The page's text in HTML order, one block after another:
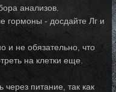
анализов.
гормоны - досдайте Лг и
и не обязательно, что
на клетки еще.
питание, так как